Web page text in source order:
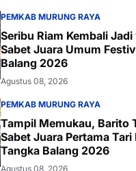
PEMKAB MURUNG RAYA
Seribu Riam Kembali
Sabet Juara Umum
Balang 2026
Agustus 08, 2026
PEMKAB MURUNG RAYA
Tampil Memukau, Barito
Sabet Juara Pertama Tari
Tangka Balang 2026
Agustus 08, 2026